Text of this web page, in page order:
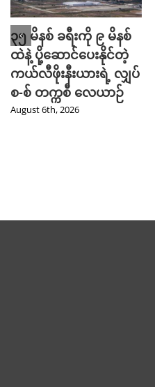
၃၅ မိနစ် ခရီးကို ၉ မိနစ်
ထဲနဲ့ ပို့ဆောင်ပေးနိုင်တဲ့
ကယ်လီဖိုးနီးယားရဲ့ လျှပ်
စ-စ် တက္ကစီ လေယာဉ်
August 6th, 2026